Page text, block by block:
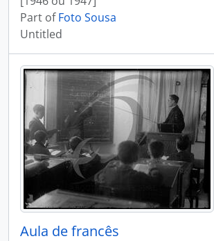
Part ofFoto Sousa
Untitled
Aula de francês